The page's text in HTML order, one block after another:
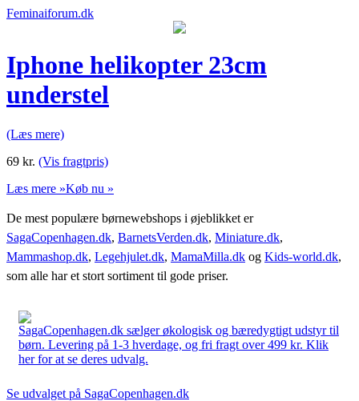
Feminaiforum.dk
Iphone helikopter 23cm
understel
(Læs mere)
69 kr. (Vis fragtpris)
Læs mere »Køb nu »
De mest populære børnewebshops i øjeblikket er
SagaCopenhagen.dk, BarnetsVerden.dk, Miniature.dk,
Mammashop.dk, Legehjulet.dk, MamaMilla.dk og Kids-world.dk,
som alle har et stort sortiment til gode priser.
SagaCopenhagen.dk sælger økologisk og bæredygtigt udstyr til
børn. Levering på 1-3 hverdage, og fri fragt over 499 kr. Klik
her for at se deres udvalg.
Se udvalget på SagaCopenhagen.dk